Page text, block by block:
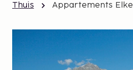
Thuis Appartements Elke